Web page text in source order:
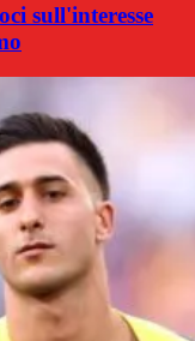
sull'interesse